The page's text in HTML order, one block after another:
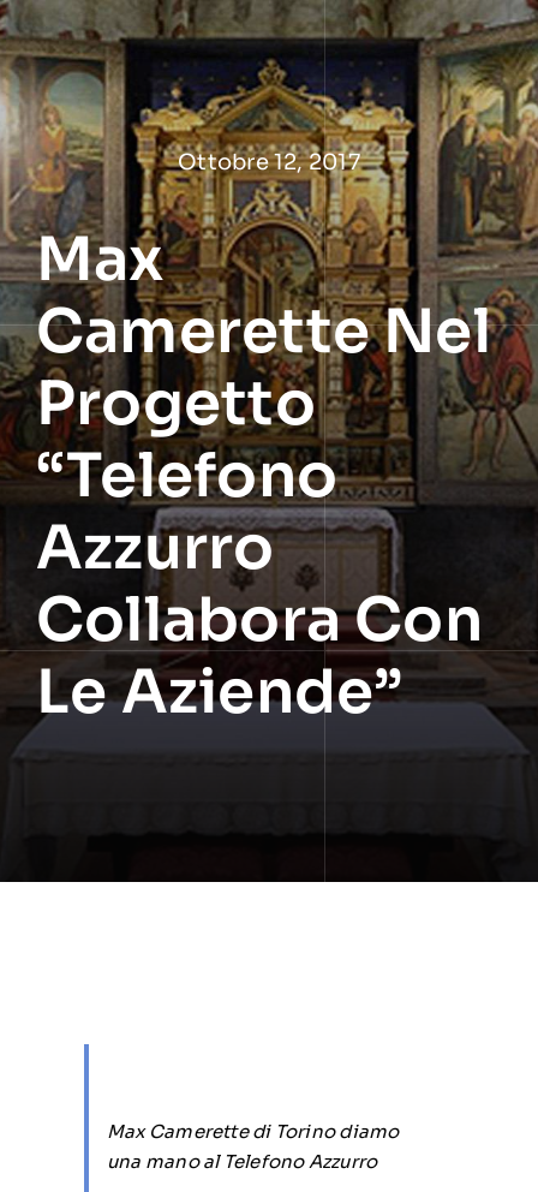
Salta
al
contenuto
Ottobre 12, 2017
Max
Camerette Nel
Progetto
“Telefono
Azzurro
Collabora Con
Le Aziende”
Max Camerette di Torino diamo
una mano al Telefono Azzurro